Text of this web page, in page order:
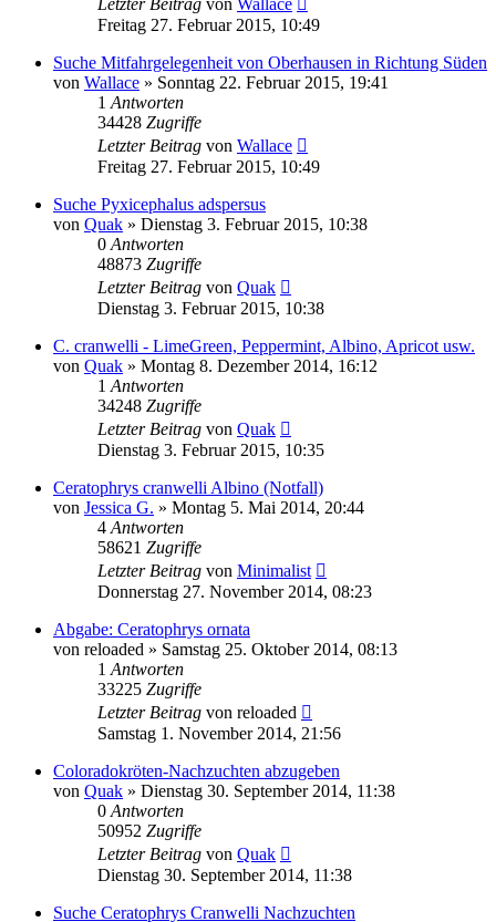
Freitag 27. Februar 2015, 10:49
Suche Mitfahrgelegenheit von Oberhausen in Richtung Süden
von Wallace » Sonntag 22. Februar 2015, 19:41
1 Antworten
34428 Zugriffe
Letzter Beitrag von Wallace
Freitag 27. Februar 2015, 10:49
Suche Pyxicephalus adspersus
von Quak » Dienstag 3. Februar 2015, 10:38
0 Antworten
48873 Zugriffe
Letzter Beitrag von Quak
Dienstag 3. Februar 2015, 10:38
C. cranwelli - LimeGreen, Peppermint, Albino, Apricot usw.
von Quak » Montag 8. Dezember 2014, 16:12
1 Antworten
34248 Zugriffe
Letzter Beitrag von Quak
Dienstag 3. Februar 2015, 10:35
Ceratophrys cranwelli Albino (Notfall)
von Jessica G. » Montag 5. Mai 2014, 20:44
4 Antworten
58621 Zugriffe
Letzter Beitrag von Minimalist
Donnerstag 27. November 2014, 08:23
Abgabe: Ceratophrys ornata
von reloaded » Samstag 25. Oktober 2014, 08:13
1 Antworten
33225 Zugriffe
Letzter Beitrag von reloaded
Samstag 1. November 2014, 21:56
Coloradokröten-Nachzuchten abzugeben
von Quak » Dienstag 30. September 2014, 11:38
0 Antworten
50952 Zugriffe
Letzter Beitrag von Quak
Dienstag 30. September 2014, 11:38
Suche Ceratophrys Cranwelli Nachzuchten